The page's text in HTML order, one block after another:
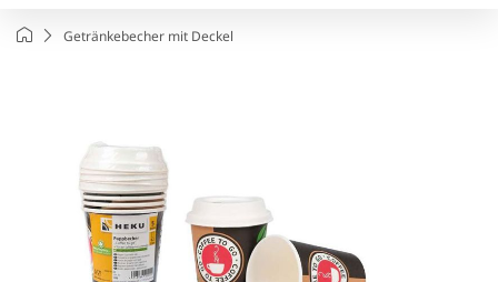
StartseiteGetränkebecher mit Deckel